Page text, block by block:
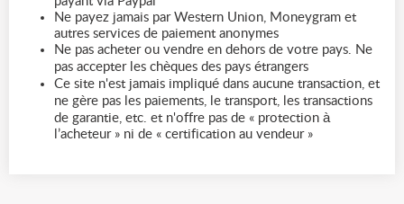
Ne payez jamais par Western Union, Moneygram et
autres services de paiement anonymes
Ne pas acheter ou vendre en dehors de votre pays. Ne
pas accepter les chèques des pays étrangers
Ce site n'est jamais impliqué dans aucune transaction, et
ne gère pas les paiements, le transport, les transactions
de garantie, etc. et n'offre pas de « protection à
l’acheteur » ni de « certification au vendeur »